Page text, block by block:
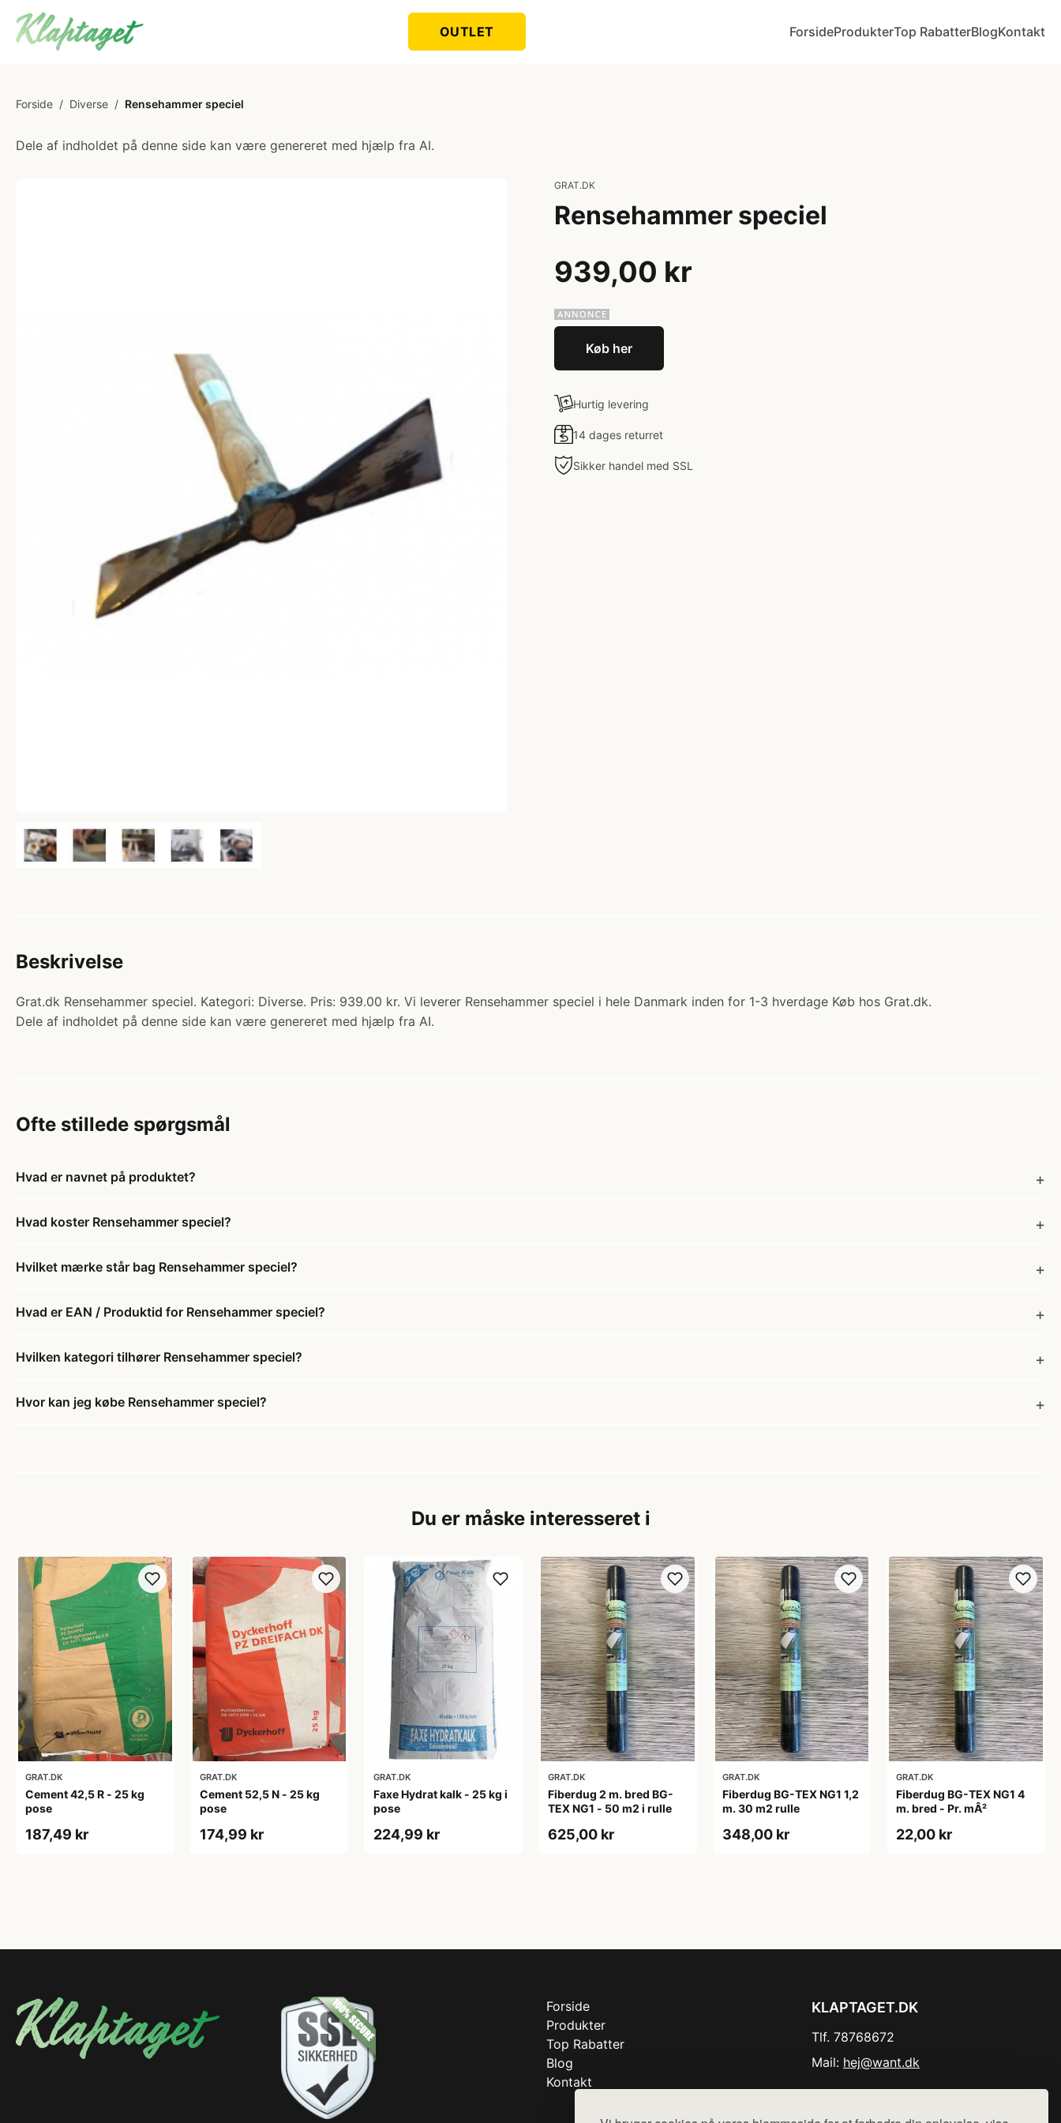
OUTLET ForsideProdukterTop RabatterBlogKontakt
Forside / Diverse / Rensehammer speciel
Dele af indholdet på denne side kan være genereret med hjælp fra AI.
GRAT.DK
Rensehammer speciel
939,00 kr
Køb her
Hurtig levering
14 dages returret
Sikker handel med SSL
Beskrivelse
Grat.dk Rensehammer speciel. Kategori: Diverse. Pris: 939.00 kr. Vi leverer Rensehammer speciel i hele Danmark inden for 1-3 hverdage Køb hos Grat.dk.
Dele af indholdet på denne side kan være genereret med hjælp fra AI.
Ofte stillede spørgsmål
Hvad er navnet på produktet?
Hvad koster Rensehammer speciel?
Hvilket mærke står bag Rensehammer speciel?
Hvad er EAN / Produktid for Rensehammer speciel?
Hvilken kategori tilhører Rensehammer speciel?
Hvor kan jeg købe Rensehammer speciel?
Du er måske interesseret i
GRAT.DK
Cement 42,5 R - 25 kg
pose
187,49 kr
GRAT.DK
Cement 52,5 N - 25 kg
pose
174,99 kr
GRAT.DK
Faxe Hydrat kalk - 25 kg i
pose
224,99 kr
GRAT.DK
Fiberdug 2 m. bred BG-
TEX NG1 - 50 m2 i rulle
625,00 kr
GRAT.DK
Fiberdug BG-TEX NG1 1,2
m. 30 m2 rulle
348,00 kr
GRAT.DK
Fiberdug BG-TEX NG1 4
m. bred - Pr. mÂ²
22,00 kr
Forside
Produkter
Top Rabatter
Blog
Kontakt
KLAPTAGET.DK
Tlf. 78768672
Mail: hej@want.dk